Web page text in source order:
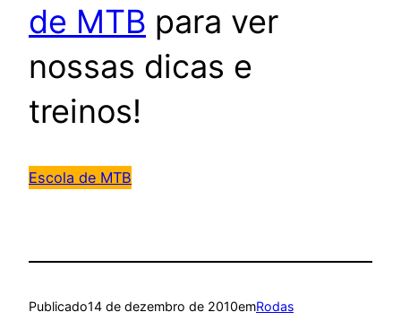
de MTB para ver
nossas dicas e
treinos!
Escola de MTB
Publicado14 de dezembro de 2010emRodas